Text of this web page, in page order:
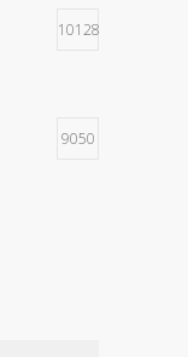
10128
9050